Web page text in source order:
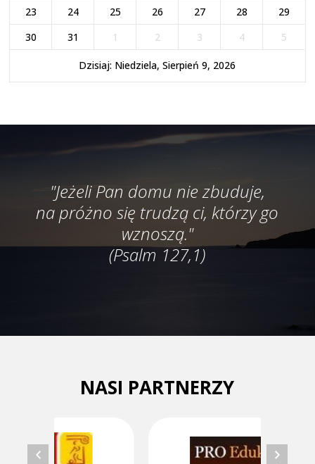
23
24 25 26 27 28
29
30
31 1 2 3 4 5
Dzisiaj: Niedziela, Sierpień 9, 2026
"Jeżeli Pan domu nie zbuduje,
na próżno się trudzą ci, którzy go
wznoszą."
(Psalm 127,1)
NASI PARTNERZY